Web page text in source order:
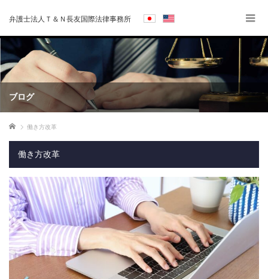
弁護士法人Ｔ＆Ｎ長友国際法律事務所
ブログ
ホーム 働き方改革
働き方改革